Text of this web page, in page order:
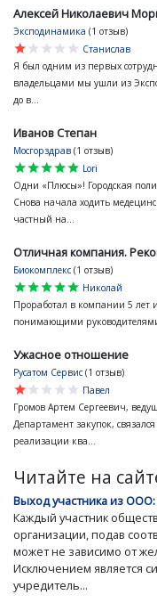
Алексей Николаевич
Эксподинамика (1 отзыв)
star
star
star
star
star
Станислав
Я был одним из первых
владельцами мы ушли из
до в...
Иванов Степан
Мосгорздрав (1 отзыв)
star
star
star
star
star
Lori
Одни «Плюсы»! Городская
Снова начала ходить
частный на...
Отличная компания.
Биокомплекс (1 отзыв)
star
star
star
star
star
Николай
Проработал в компании 5 лет
понимающими
Ужасное отношение
Русатом Сервис (1 отзыв)
star
star
star
star
star
Павел
Громов Артем Сергеевич,
Департамент закупок,
реализации ква...
Читайте на
Выход участника из
Каждый участник
организации, подав
может не зависимо от
Исключением является
учредитель...